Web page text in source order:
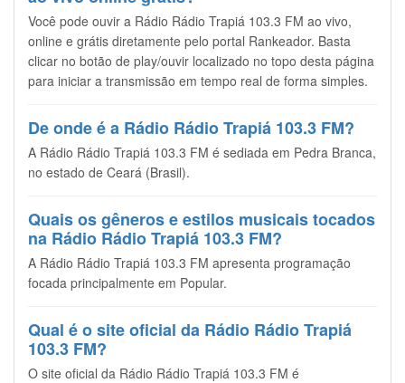
Você pode ouvir a Rádio Rádio Trapiá 103.3 FM ao vivo,
online e grátis diretamente pelo portal Rankeador. Basta
clicar no botão de play/ouvir localizado no topo desta página
para iniciar a transmissão em tempo real de forma simples.
De onde é a Rádio Rádio Trapiá 103.3 FM?
A Rádio Rádio Trapiá 103.3 FM é sediada em Pedra Branca,
no estado de Ceará (Brasil).
Quais os gêneros e estilos musicais tocados
na Rádio Rádio Trapiá 103.3 FM?
A Rádio Rádio Trapiá 103.3 FM apresenta programação
focada principalmente em Popular.
Qual é o site oficial da Rádio Rádio Trapiá
103.3 FM?
O site oficial da Rádio Rádio Trapiá 103.3 FM é